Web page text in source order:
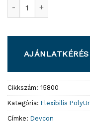
AJÁNLATKÉRÉS
Cikkszám: 15800
Kategória: Flexibilis
Címke: Devcon